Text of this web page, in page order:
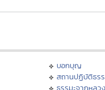
บอกบุญ
สถานปฏิบัติธร
ธรรมะจากหลว